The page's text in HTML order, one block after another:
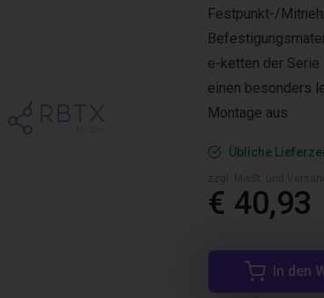
Festpunkt-/
e-ketten der Serie
einen besonders
Montage aus
Übliche
€ 40,93
In den